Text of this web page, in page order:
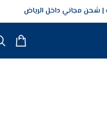
شحن مجاني داخل الرياض